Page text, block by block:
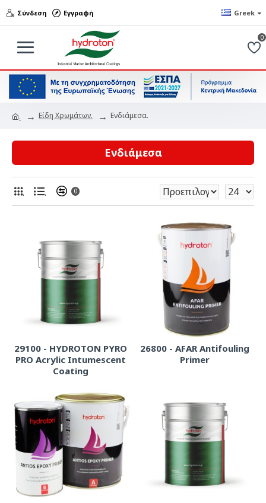
Σύνδεση Εγγραφή Greek
0
. Είδη Χρωμάτων. Ενδιάμεσα.
Ενδιάμεσα
. . 0
29100 - HYDROTON PYRO
PRO Acrylic Intumescent
Coating
26800 - AFAR Antifouling
Primer